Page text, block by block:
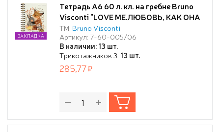
Тетрадь А6 60 л. кл. на гребне Bruno
Visconti "LOVE ME.ЛЮБОВЬ, КАК ОНА
ЕСТЬ"
ТМ: Bruno Visconti
Артикул: 7-60-005/06
В наличии: 13 шт.
Трикотажников 3: 13 шт.
ЗАКЛАДКА
285,77